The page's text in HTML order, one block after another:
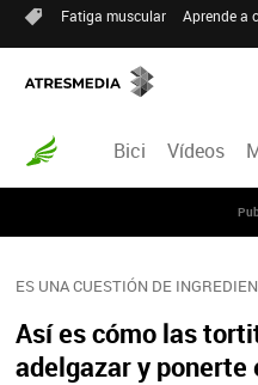
Fatiga muscular Aprende a
Bici Vídeos
ES UNA CUESTIÓN DE
Así es cómo las
adelgazar y ponerte